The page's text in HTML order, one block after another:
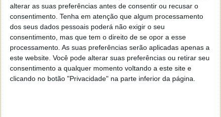
alterar as suas preferências antes de consentir ou recusar o
consentimento. Tenha em atenção que algum processamento
dos seus dados pessoais poderá não exigir o seu
consentimento, mas que tem o direito de se opor a esse
processamento. As suas preferências serão aplicadas apenas a
este website. Você pode alterar suas preferências ou retirar seu
consentimento a qualquer momento voltando a este site e
clicando no botão "Privacidade" na parte inferior da página.